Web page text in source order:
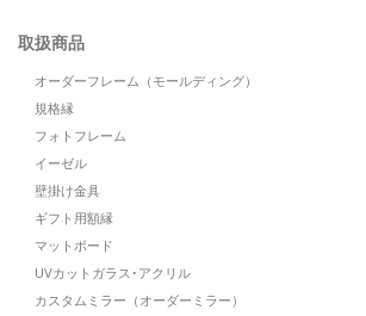
取扱商品
オーダーフレーム（モールディング）
規格縁
フォトフレーム
イーゼル
壁掛け金具
ギフト用額縁
マットボード
UVカットガラス･アクリル
カスタムミラー（オーダーミラー）